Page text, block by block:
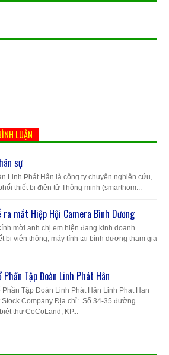
LUẬN
sự
Linh Phát Hân là công ty chuyên nghiên cứu,
thiết bị điện tử Thông minh (smarthom...
mắt Hiệp Hội Camera Bình Dương
mời anh chị em hiện đang kinh doanh
bị viễn thông, máy tính tại bình dương tham gia
Phần Tập Đoàn Linh Phát Hân
Phần Tập Đoàn Linh Phát Hân Linh Phat Han
Stock Company Địa chỉ: Số 34-35 đường
thự CoCoLand, KP...